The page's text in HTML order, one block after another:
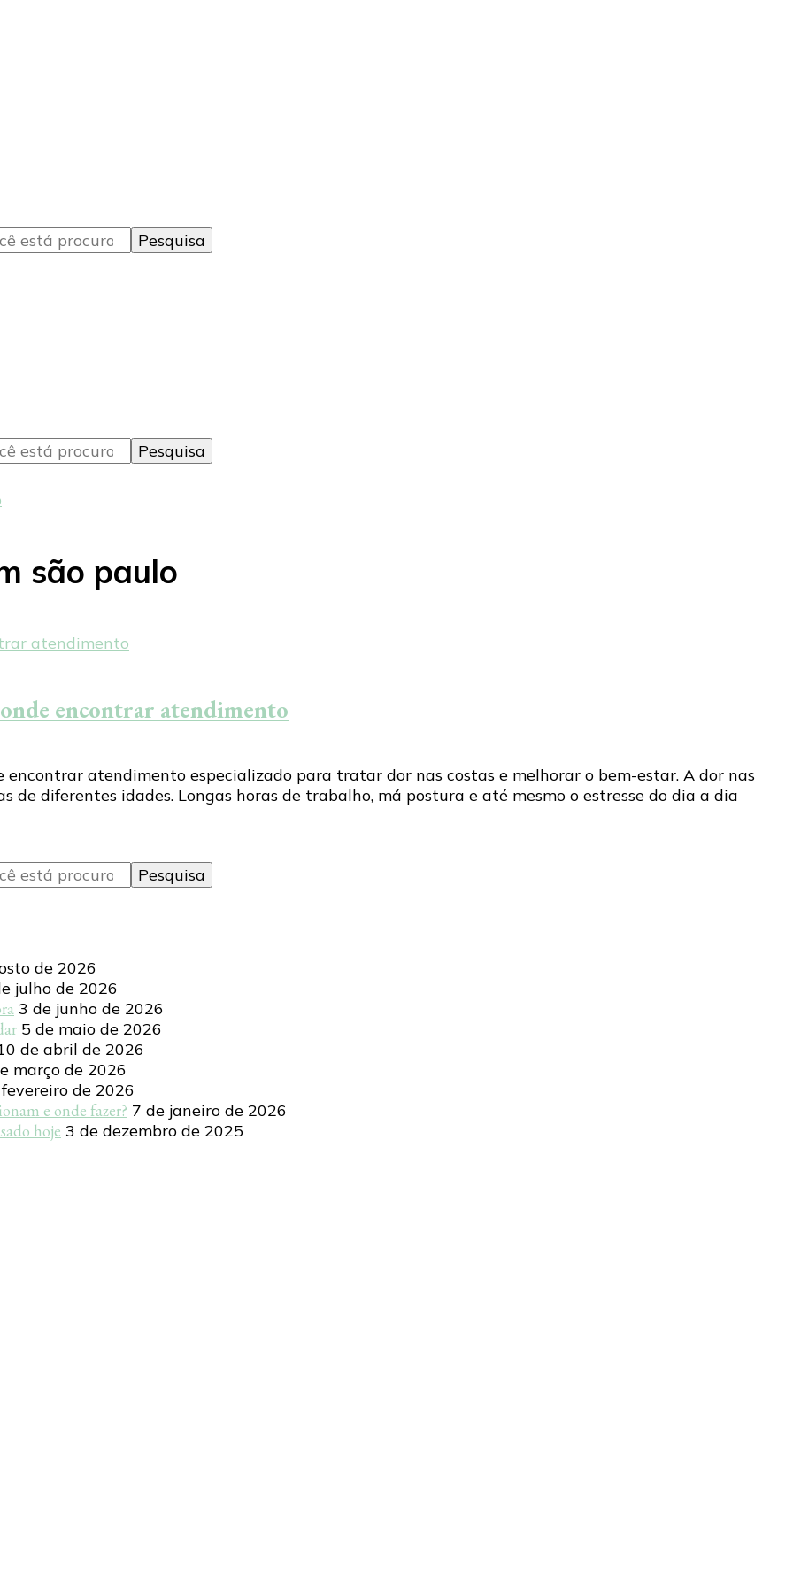
são paulo
encontrar atendimento
encontrar atendimento especializado para tratar dor nas costas e melhorar o bem-estar. A dor nas
de diferentes idades. Longas horas de trabalho, má postura e até mesmo o estresse do dia a dia
de 2026
julho de 2026
3 de junho de 2026
5 de maio de 2026
de abril de 2026
março de 2026
de 2026
e onde fazer? 7 de janeiro de 2026
hoje 3 de dezembro de 2025